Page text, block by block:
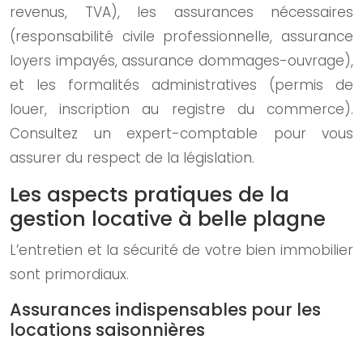
revenus, TVA), les assurances nécessaires
(responsabilité civile professionnelle, assurance
loyers impayés, assurance dommages-ouvrage),
et les formalités administratives (permis de
louer, inscription au registre du commerce).
Consultez un expert-comptable pour vous
assurer du respect de la législation.
Les aspects pratiques de la
gestion locative à belle plagne
L’entretien et la sécurité de votre bien immobilier
sont primordiaux.
Assurances indispensables pour les
locations saisonnières